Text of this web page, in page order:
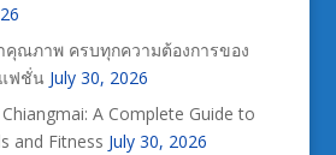
คุณภาพ ครบทุกความต้องการของ
ฟชั่น July 30, 2026
A Complete Guide to
and Fitness July 30, 2026